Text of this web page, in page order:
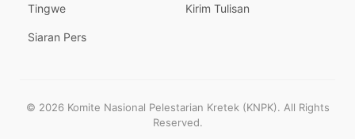
Tingwe
Siaran Pers
Kirim Tulisan
© 2026 Komite Nasional Pelestarian Kretek (KNPK). All Rights
Reserved.